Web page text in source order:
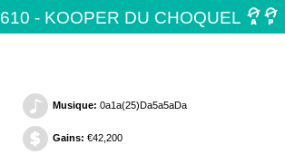
610 - KOOPER DU CHOQUEL 
Musique: 0a1a(25)Da5a5aDa
Gains: €42,200